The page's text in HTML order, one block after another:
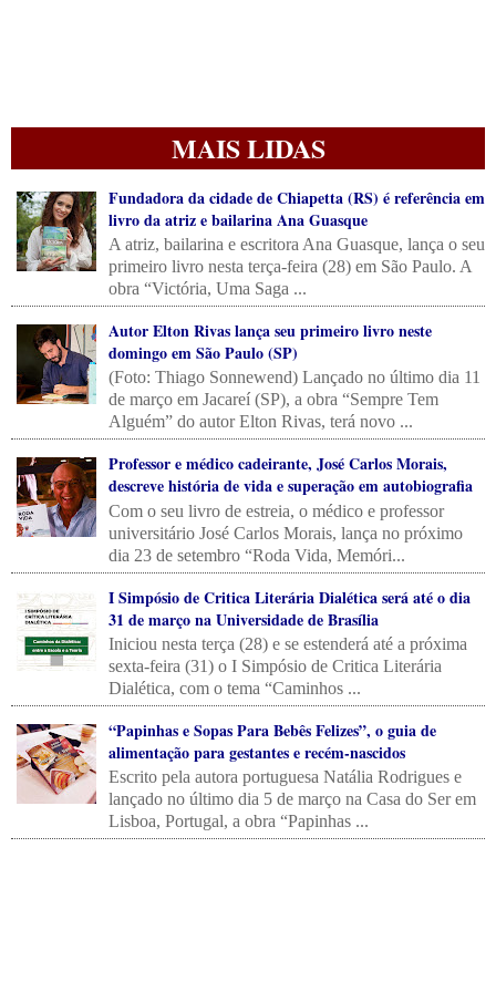
MAIS LIDAS
Fundadora da cidade de Chiapetta (RS) é referência em
livro da atriz e bailarina Ana Guasque
A atriz, bailarina e escritora Ana Guasque, lança o seu
primeiro livro nesta terça-feira (28) em São Paulo. A
obra “Victória, Uma Saga ...
Autor Elton Rivas lança seu primeiro livro neste
domingo em São Paulo (SP)
(Foto: Thiago Sonnewend) Lançado no último dia 11
de março em Jacareí (SP), a obra “Sempre Tem
Alguém” do autor Elton Rivas, terá novo ...
Professor e médico cadeirante, José Carlos Morais,
descreve história de vida e superação em autobiografia
Com o seu livro de estreia, o médico e professor
universitário José Carlos Morais, lança no próximo
dia 23 de setembro “Roda Vida, Memóri...
I Simpósio de Critica Literária Dialética será até o dia
31 de março na Universidade de Brasília
Iniciou nesta terça (28) e se estenderá até a próxima
sexta-feira (31) o I Simpósio de Critica Literária
Dialética, com o tema “Caminhos ...
“Papinhas e Sopas Para Bebês Felizes”, o guia de
alimentação para gestantes e recém-nascidos
Escrito pela autora portuguesa Natália Rodrigues e
lançado no último dia 5 de março na Casa do Ser em
Lisboa, Portugal, a obra “Papinhas ...